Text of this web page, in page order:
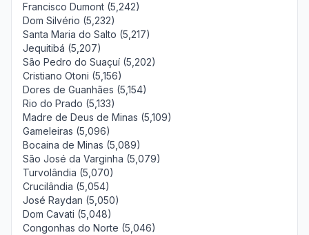
Francisco Dumont (5,242)
Dom Silvério (5,232)
Santa Maria do Salto (5,217)
Jequitibá (5,207)
São Pedro do Suaçuí (5,202)
Cristiano Otoni (5,156)
Dores de Guanhães (5,154)
Rio do Prado (5,133)
Madre de Deus de Minas (5,109)
Gameleiras (5,096)
Bocaina de Minas (5,089)
São José da Varginha (5,079)
Turvolândia (5,070)
Crucilândia (5,054)
José Raydan (5,050)
Dom Cavati (5,048)
Congonhas do Norte (5,046)